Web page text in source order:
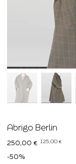
Abrigo Berlin
Precio
original
250,00 € Precio
125,00 €
-50%